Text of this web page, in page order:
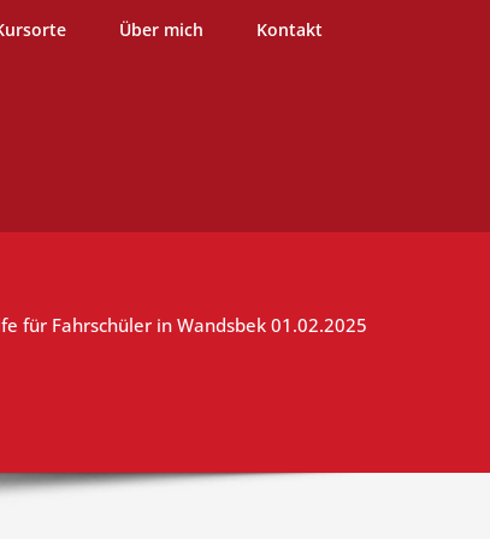
Über mich Kontakt
für Fahrschüler in Wandsbek 01.02.2025